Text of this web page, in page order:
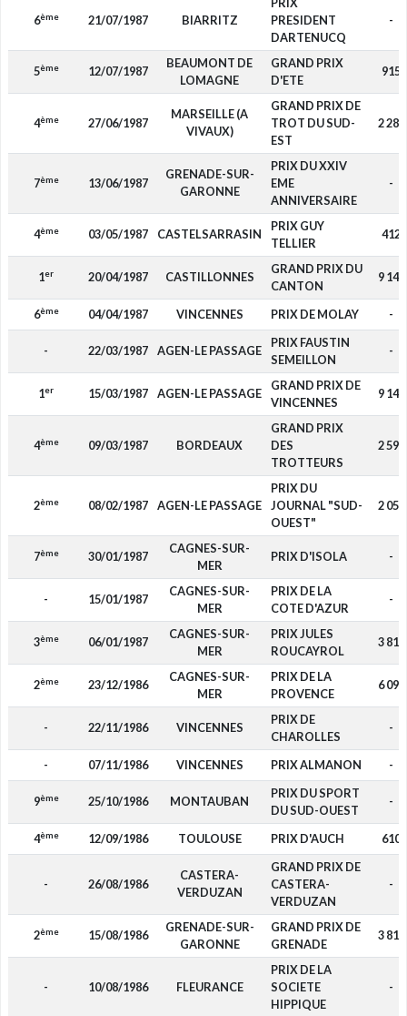
6ème 21/07/1987 BIARRITZ
PRESIDENT
DARTENUCQ
-
5ème 12/07/1987
BEAUMONT DE
LOMAGNE
GRAND PRIX
D'ETE
915
4ème 27/06/1987
MARSEILLE (A
VIVAUX)
GRAND PRIX DE
TROT DU SUD-
EST
2 287
7ème 13/06/1987
GRENADE-SUR-
GARONNE
PRIX DU XXIV
EME
ANNIVERSAIRE
-
4ème 03/05/1987 CASTELSARRASIN
PRIX GUY
TELLIER
412
1er 20/04/1987 CASTILLONNES
GRAND PRIX DU
CANTON
9 147
6ème 04/04/1987 VINCENNES PRIX DE MOLAY -
- 22/03/1987 AGEN-LE PASSAGE
PRIX FAUSTIN
SEMEILLON
-
1er 15/03/1987 AGEN-LE PASSAGE
GRAND PRIX DE
VINCENNES
9 147
4ème 09/03/1987 BORDEAUX
GRAND PRIX
DES
TROTTEURS
2 592
2ème 08/02/1987 AGEN-LE PASSAGE
PRIX DU
JOURNAL "SUD-
OUEST"
2 058
7ème 30/01/1987
CAGNES-SUR-
MER
PRIX D'ISOLA -
- 15/01/1987
CAGNES-SUR-
MER
PRIX DE LA
COTE D'AZUR
-
3ème 06/01/1987
CAGNES-SUR-
MER
PRIX JULES
ROUCAYROL
3 811
2ème 23/12/1986
CAGNES-SUR-
MER
PRIX DE LA
PROVENCE
6 098
- 22/11/1986 VINCENNES
PRIX DE
CHAROLLES
-
- 07/11/1986 VINCENNES PRIX ALMANON -
9ème 25/10/1986 MONTAUBAN
PRIX DU SPORT
DU SUD-OUEST
-
4ème 12/09/1986 TOULOUSE PRIX D'AUCH 610
- 26/08/1986
CASTERA-
VERDUZAN
GRAND PRIX DE
CASTERA-
VERDUZAN
-
2ème 15/08/1986
GRENADE-SUR-
GARONNE
GRAND PRIX DE
GRENADE
3 811
- 10/08/1986 FLEURANCE
PRIX DE LA
SOCIETE
HIPPIQUE
-